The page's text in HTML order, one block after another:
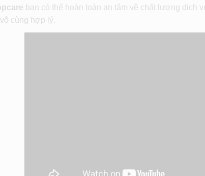
bạn có thể hoàn toàn an tâm về chất lượng dịch
cùng hợp lý.